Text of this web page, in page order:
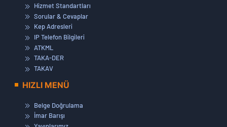
Hizmet Standartları
Sorular & Cevaplar
Kep Adresleri
IP Telefon Bilgileri
ATKML
TAKA-DER
TAKAV
HIZLI MENÜ
Belge Doğrulama
İmar Barışı